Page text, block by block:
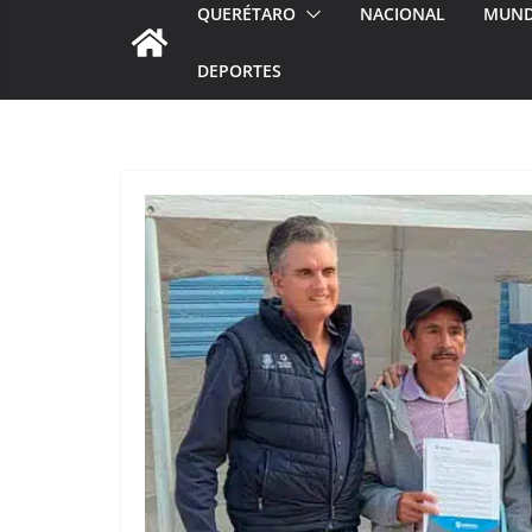
QUERÉTARO NACIONAL
DEPORTES